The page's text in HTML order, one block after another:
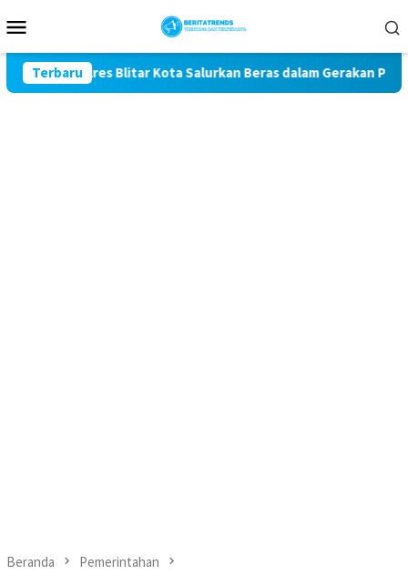
ke
Mobile
Terbaru
Polres Blitar Kota Salurkan Beras dalam Gerakan Pangan
Beranda Pemerintahan